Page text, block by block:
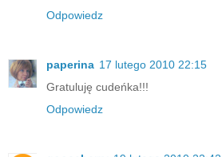
Odpowiedz
paperina 17 lutego 2010 22:15
Gratuluję cudeńka!!!
Odpowiedz